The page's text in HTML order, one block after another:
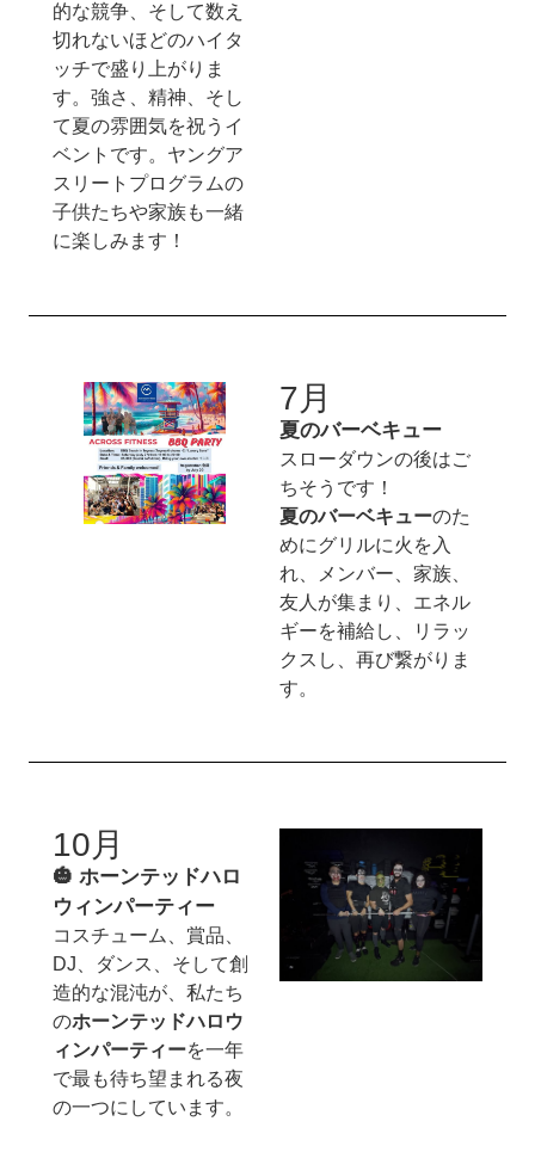
的な競争、そして数え
切れないほどのハイタ
ッチで盛り上がりま
す。強さ、精神、そし
て夏の雰囲気を祝うイ
ベントです。ヤングア
スリートプログラムの
子供たちや家族も一緒
に楽しみます！
7月
夏のバーベキュー
スローダウンの後はご
ちそうです！
夏のバーベキューのた
めにグリルに火を入
れ、メンバー、家族、
友人が集まり、エネル
ギーを補給し、リラッ
クスし、再び繋がりま
す。
10月
🎃 ホーンテッドハロ
ウィンパーティー
コスチューム、賞品、
DJ、ダンス、そして創
造的な混沌が、私たち
のホーンテッドハロウ
ィンパーティーを一年
で最も待ち望まれる夜
の一つにしています。